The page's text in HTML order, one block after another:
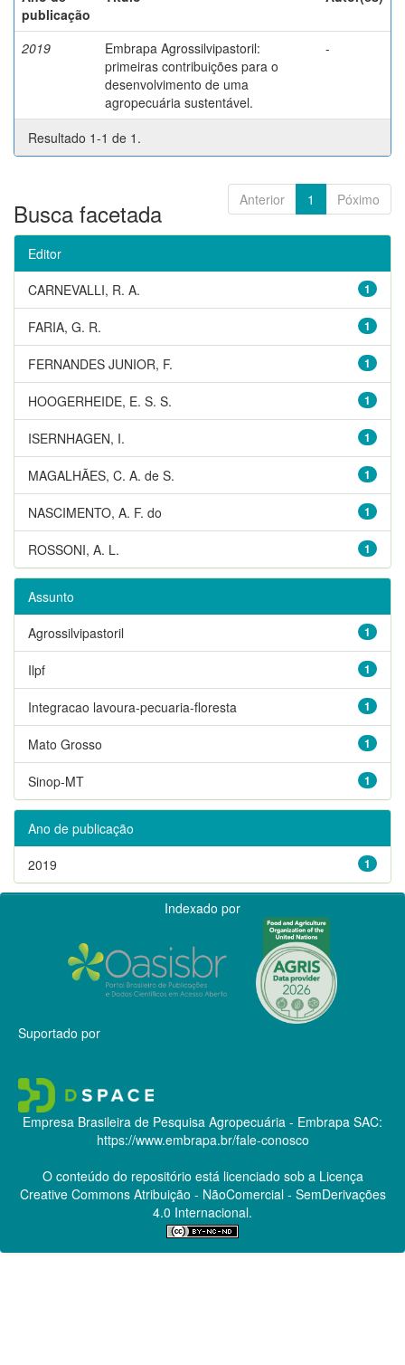
publicação
2019
Embrapa Agrossilvipastoril:
primeiras contribuições para o
desenvolvimento de uma
agropecuária sustentável.
-
Resultado 1-1 de 1.
Anterior 1 Póximo
Busca facetada
Editor
1
CARNEVALLI, R. A.
1
FARIA, G. R.
1
FERNANDES JUNIOR, F.
1
HOOGERHEIDE, E. S. S.
1
ISERNHAGEN, I.
1
MAGALHÃES, C. A. de S.
1
NASCIMENTO, A. F. do
1
ROSSONI, A. L.
Assunto
1
Agrossilvipastoril
1
Ilpf
1
Integracao lavoura-pecuaria-floresta
1
Mato Grosso
1
Sinop-MT
Ano de publicação
1
2019
Indexado por
Suportado por
Empresa Brasileira de Pesquisa Agropecuária - Embrapa SAC:
https://www.embrapa.br/fale-conosco
O conteúdo do repositório está licenciado sob a Licença
Creative CommonsAtribuição - NãoComercial - SemDerivações
4.0 Internacional.